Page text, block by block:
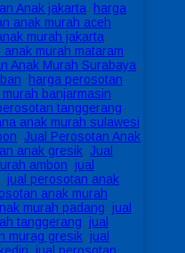
Anak jakarta, harga
anak murah aceh,
murah jakarta,
murah mataram,
Anak Murah Surabaya,
, harga perosotan
banjarmasin,
tanggerang,
anak murah sulawesi,
, Jual Perosotan Anak
anak gresik, Jual
ambon, jual
, jual perosotan anak
anak murah
murah padang, jual
tanggerang, jual
murag gresik, jual